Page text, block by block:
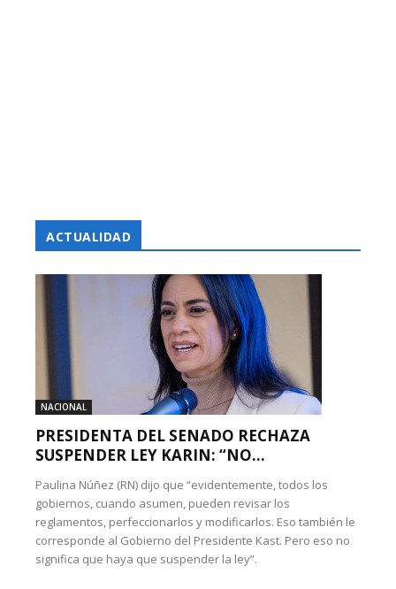
ACTUALIDAD
NACIONAL
PRESIDENTA DEL SENADO RECHAZA
SUSPENDER LEY KARIN: “NO...
Paulina Núñez (RN) dijo que “evidentemente, todos los
gobiernos, cuando asumen, pueden revisar los
reglamentos, perfeccionarlos y modificarlos. Eso también le
corresponde al Gobierno del Presidente Kast. Pero eso no
significa que haya que suspender la ley”.